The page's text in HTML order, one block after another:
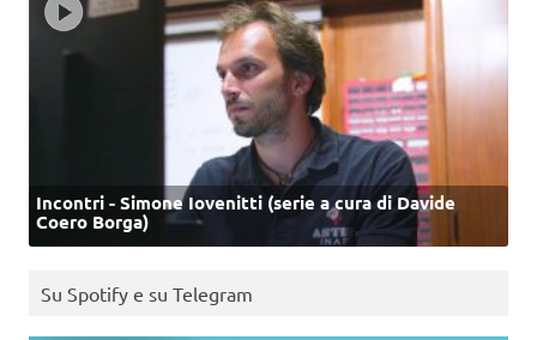
Incontri - Simone Iovenitti (serie a cura di Davide
Coero Borga)
Su Spotify e su Telegram